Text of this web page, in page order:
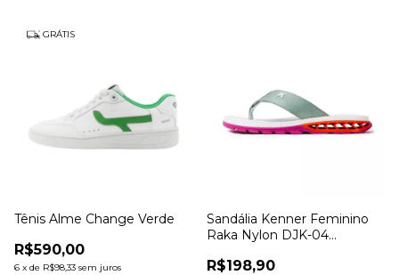
GRÁTIS
Tênis Alme Change Verde
R$590,00
6 x de R$98,33 sem juros
Sandália Kenner Feminino
Raka Nylon DJK-04
R$198,90